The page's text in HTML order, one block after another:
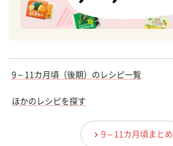
9～11カ月頃（後期）のレシピ一覧
ほかのレシピを探す
9～11カ月頃まとめ